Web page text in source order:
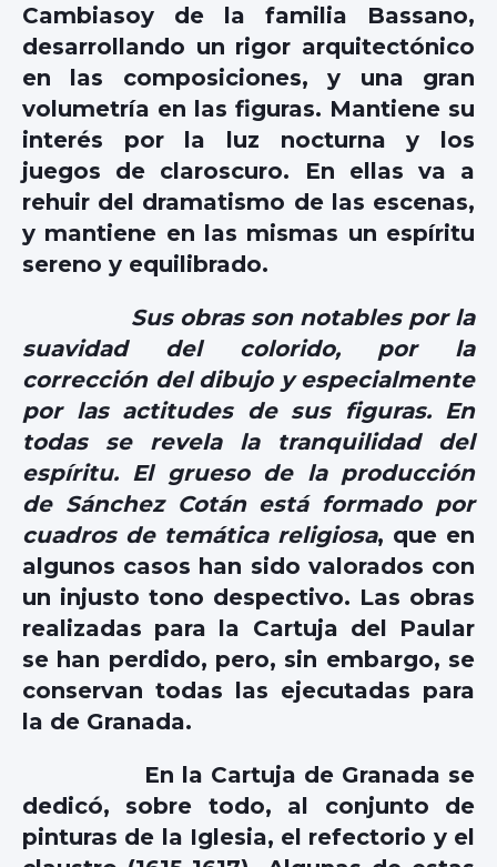
Cambiasoy de la familia Bassano,
desarrollando un rigor arquitectónico
en las composiciones, y una gran
volumetría en las figuras. Mantiene su
interés por la luz nocturna y los
juegos de claroscuro. En ellas va a
rehuir del dramatismo de las escenas,
y mantiene en las mismas un espíritu
sereno y equilibrado.
Sus obras son notables por la
suavidad del colorido, por la
corrección del dibujo y especialmente
por las actitudes de sus figuras. En
todas se revela la tranquilidad del
espíritu. El grueso de la producción
de Sánchez Cotán está formado por
cuadros de temática religiosa, que en
algunos casos han sido valorados con
un injusto tono despectivo. Las obras
realizadas para la Cartuja del Paular
se han perdido, pero, sin embargo, se
conservan todas las ejecutadas para
la de Granada.
En la Cartuja de Granada se
dedicó, sobre todo, al conjunto de
pinturas de la Iglesia, el refectorio y el